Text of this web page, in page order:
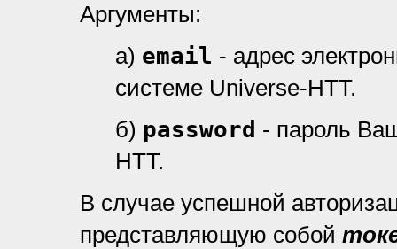
Аргументы:
а) email - адрес
системе Universe-HTT.
б) password - пароль
HTT.
В случае успешной
представляющую собой